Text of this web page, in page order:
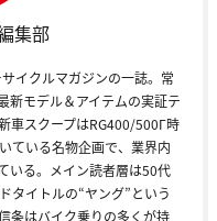
集部
イクルマガジンの一誌。常
新モデル＆アイテムの実証テ
車スクープはRG400/500Γ時
ている名物企画で、業界内
いる。メイン読者層は50代
タイトルの“ヤング”という
条はバイク乗りの多くが持